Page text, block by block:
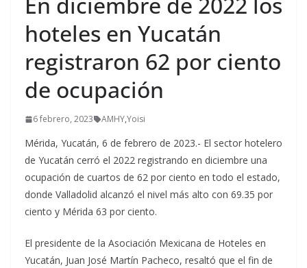
hoteles en Yucatán
registraron 62 por ciento
de ocupación
6 febrero, 2023 AMHY,Yoisi
Mérida, Yucatán, 6 de febrero de 2023.- El sector hotelero
de Yucatán cerró el 2022 registrando en diciembre una
ocupación de cuartos de 62 por ciento en todo el estado,
donde Valladolid alcanzó el nivel más alto con 69.35 por
ciento y Mérida 63 por ciento.
El presidente de la Asociación Mexicana de Hoteles en
Yucatán, Juan José Martín Pacheco, resaltó que el fin de